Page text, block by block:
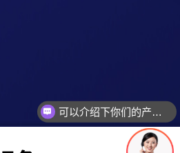
你们是怎么收费的呢